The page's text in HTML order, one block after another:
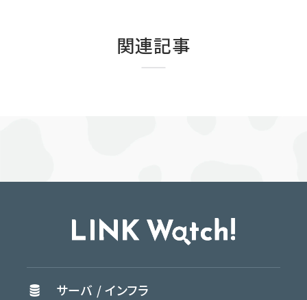
関連記事
サーバ /インフラ